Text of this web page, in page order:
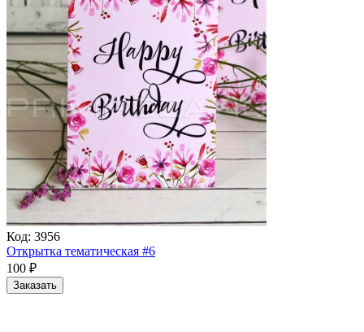
Код: 3956
Открытка тематическая #6
100 ₽
Заказать